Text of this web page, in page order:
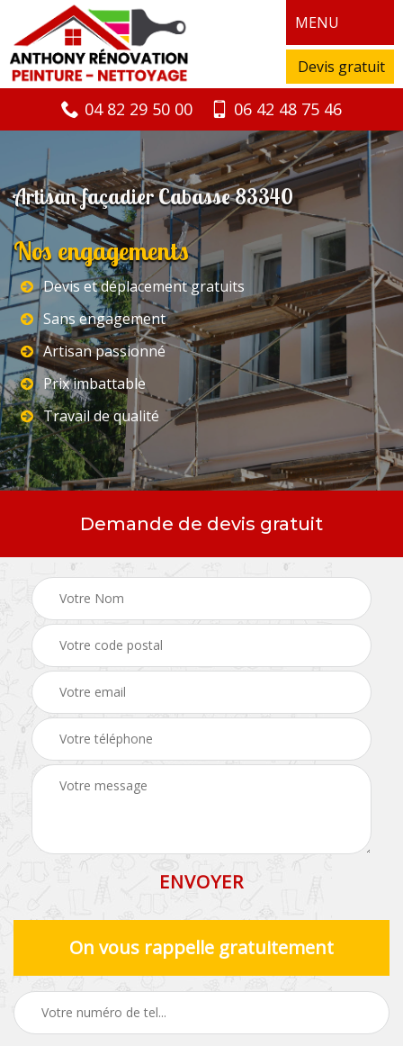
MENU
Devis gratuit
04 82 29 50 00 06 42 48 75 46
Artisan façadier Cabasse 83340
Nos engagements
Devis et déplacement gratuits
Sans engagement
Artisan passionné
Prix imbattable
Travail de qualité
Demande de devis gratuit
On vous rappelle gratuitement